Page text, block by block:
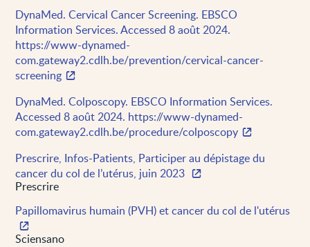
DynaMed. Cervical Cancer Screening. EBSCO
Information Services. Accessed 8 août 2024.
https://www-dynamed-
com.gateway2.cdlh.be/prevention/cervical-cancer-
screening
DynaMed. Colposcopy. EBSCO Information Services.
Accessed 8 août 2024. https://www-dynamed-
com.gateway2.cdlh.be/procedure/colposcopy
Prescrire, Infos-Patients, Participer au dépistage du
cancer du col de l’utérus, juin 2023
Prescrire
Papillomavirus humain (PVH) et cancer du col de l'utérus
Sciensano